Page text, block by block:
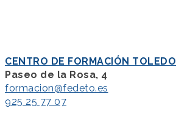
CENTRO DE FORMACIÓN TOLEDO
Paseo de la Rosa, 4
formacion@fedeto.es
925 25 77 07